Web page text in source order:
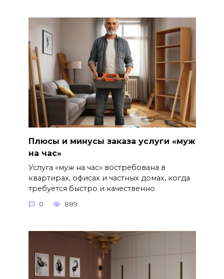
Плюсы и минусы заказа услуги «муж
на час»
Услуга «муж на час» востребована в
квартирах, офисах и частных домах, когда
требуется быстро и качественно
0 889